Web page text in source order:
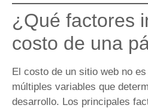
¿Qué factores
costo de una
El costo de un sitio web no
múltiples variables que
desarrollo. Los principales